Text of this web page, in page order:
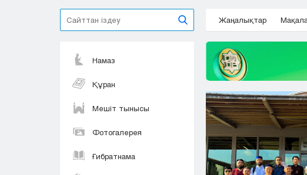
Жаңалықтар
Намаз
Құран
Мешіт тынысы
Фотогалерея
Ғибратнама